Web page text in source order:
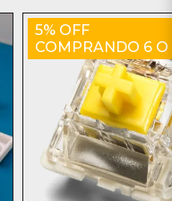
5% OFF
COMPRANDO 6 O